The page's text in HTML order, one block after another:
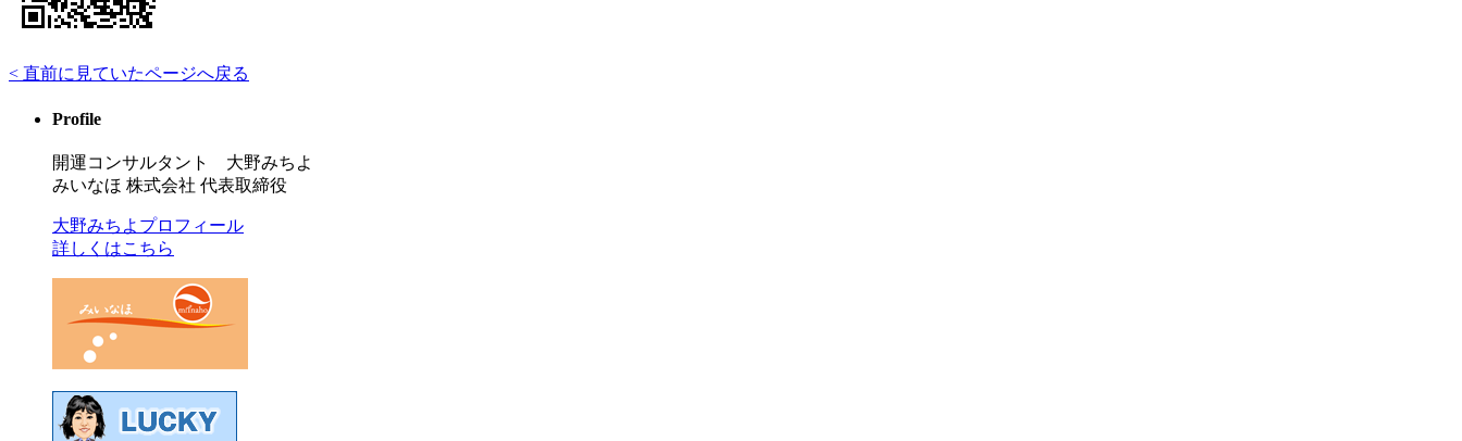
< 直前に見ていたページへ戻る
Profile
開運コンサルタント 大野みちよ
みいなほ 株式会社 代表取締役
大野みちよプロフィール
詳しくはこちら